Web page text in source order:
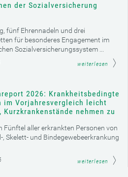
der Sozialversicherung
fünf Ehrennadeln und drei
für besonderes Engagement im
Sozialversicherungssystem ...
weiterlesen
2026: Krankheitsbedingte
im Vorjahresvergleich leicht
Kurzkrankenstände nehmen zu
Fünftel aller erkrankten Personen von
, Skelett- und Bindegewebeerkrankung
weiterlesen